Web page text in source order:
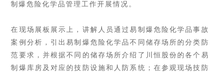
制爆危险化学品管理工作开展情况。
在现场展板展示上，讲解人员通过易制爆危险化学品事故
案例分析，引出易制爆危险化学品不同储存场所的分类防
范要求，并根据不同的储存场所介绍了川恒股份的各个易
制爆库房及对应的技防设施和人防系统；在参观现场技防